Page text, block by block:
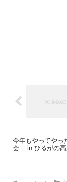
今年もやってやっ
会！ in ひるがの